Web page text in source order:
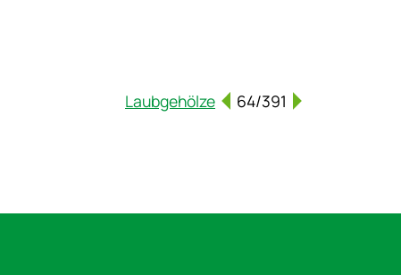
Laubgehölze 64/391